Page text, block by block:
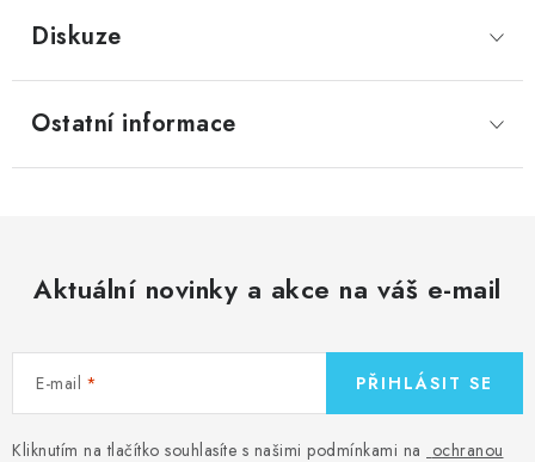
Diskuze
Ostatní informace
Aktuální novinky a akce na váš e-mail
E-mail
Kliknutím na tlačítko souhlasíte s našimi podmínkami na ochranou
PŘIHLÁSIT SE